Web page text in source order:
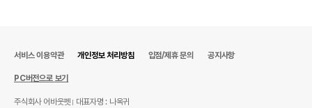
서비스 이용약관 개인정보 처리방침 입점/제휴 문의 공지사항
PC버전으로 보기
주식회사 어바웃펫 대표자명 : 나옥귀